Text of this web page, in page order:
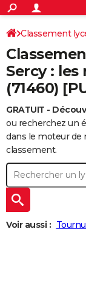
ACTUALITÉS
Politique
Société
Faits Divers
Education
Monde
Villes
+
SPORT
Coupe du monde
Football
Tennis
Cyclisme
Rugby
Forum
Programme TV
TNT
Streaming
Cinéma
Sorties cinéma
Musique
+
FINANCE
Retraite
Impôts
Epargne
Immobilier
Risques naturels par
Banque
Assurance
Crédit
AUTO
Essais
Réserver un essai
Citadines
Berlines
SUV
Forum auto
+
HIGH-TECH
BRICOLAGE
Forum
Aménagement
Extérieur
Cuisine
Salle de bains
Jardinage
Rangement
+WEEK-END
Guides de France
Escapades
Patrimoine
Expositions
Musées
Week-end nature
+
LIFESTYLE
Classement
Sercy : les
(71460)
GRATUIT -
ou recherchez un
dans le moteur de
classement.
Voir aussi :